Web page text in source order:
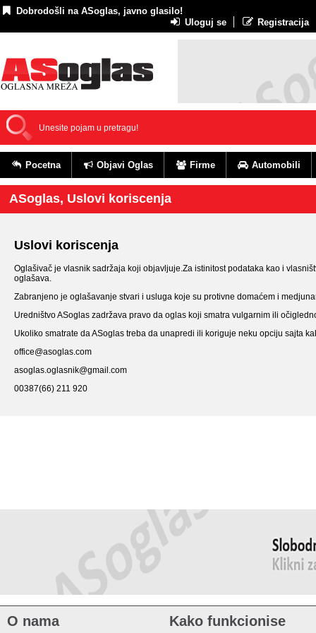
Dobrodošli na ASoglas, javno glasilo!
Uloguj se
Registracija
Pocetna Objavi Oglas Firme Automobili
ASoglas, Uslovi koriscenja
Uslovi koriscenja
Oglašivač je vlasnik sadržaja koji objavljuje.Za istinitost podataka kao i
oglašava.
Zabranjeno je oglašavanje stvari i usluga koje su protivne domaćem i
Uredništvo ASoglas zadržava pravo da oglas koji smatra vulgarnim ili
Ukoliko smatrate da ASoglas treba da unapredi ili koriguje neku opciju sajta
office@asoglas.com
asoglas.oglasnik@gmail.com
00387(66) 211 920
O nama
Kako funkcionise